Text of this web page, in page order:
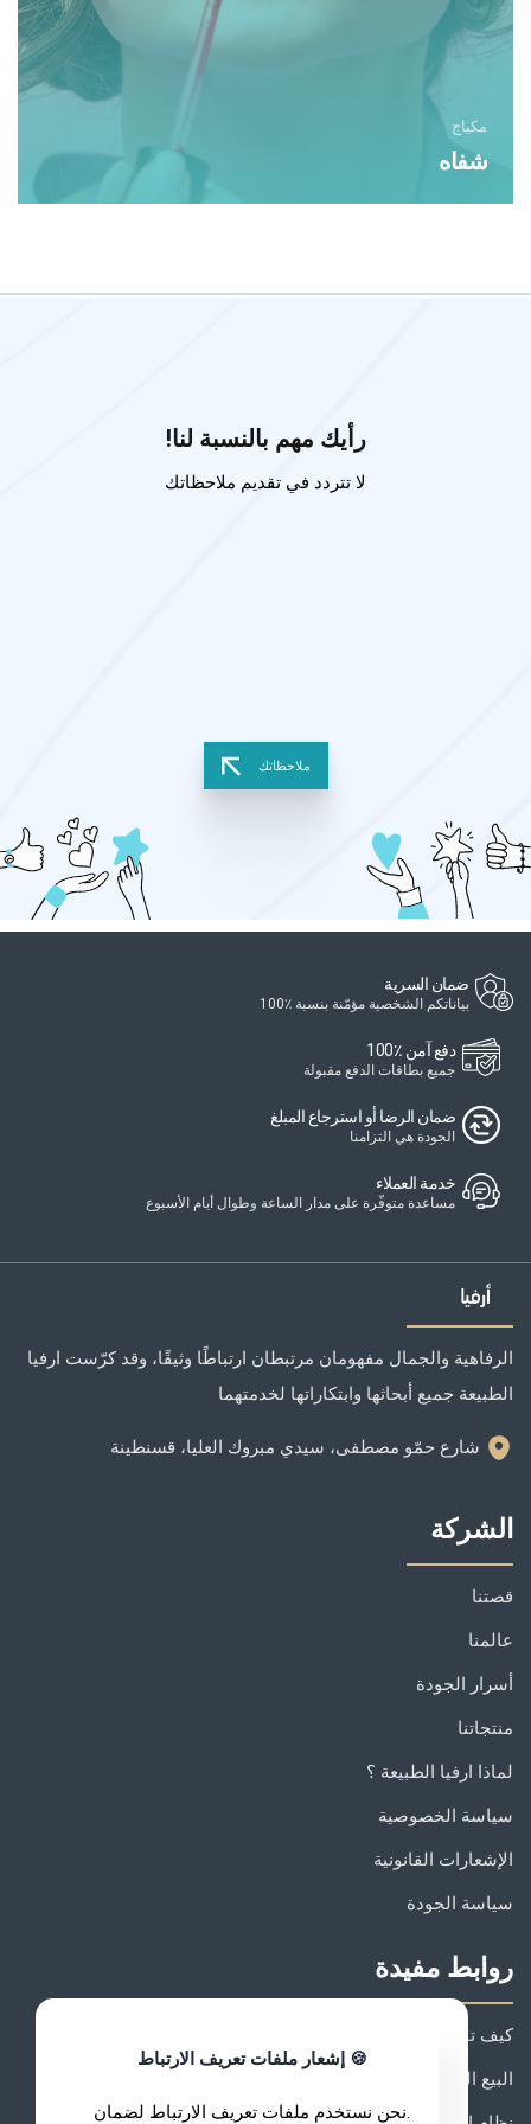
مكياج
شفاه
رأيك مهم بالنسبة لنا!
لا تتردد في تقديم ملاحظاتك
ملاحظاتك
ضمان السرية
بياناتكم الشخصية مؤمّنة بنسبة ٪100
دفع آمن ٪100
جميع بطاقات الدفع مقبولة
ضمان الرضا أو استرجاع المبلغ
الجودة هي التزامنا
خدمة العملاء
مساعدة متوفّرة على مدار الساعة وطوال أيام الأسبوع
الرفاهية والجمال مفهومان مرتبطان ارتباطًا وثيقًا، وقد كرّست ارفيا
الطبيعة جميع أبحاثها وابتكاراتها لخدمتهما
شارع حمّو مصطفى، سيدي مبروك العليا، قسنطينة
الشركة
قصتنا
عالمنا
أسرار الجودة
منتجاتنا
لماذا ارفيا الطبيعة ؟
سياسة الخصوصية
الإشعارات القانونية
سياسة الجودة
روابط مفيدة
كيف تنضم إلى ارفيا الطبيعة ؟
البيع المباشر: كيف تنجح ؟
🍪 إشعار ملفات تعريف الارتباط
.نحن نستخدم ملفات تعريف الارتباط لضمان